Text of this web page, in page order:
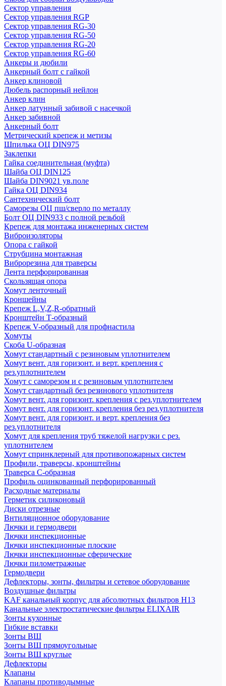
Сектор управления
Сектор управления RGP
Сектор управления RG-30
Сектор управления RG-50
Сектор управления RG-20
Сектор управления RG-60
Анкеры и дюбили
Анкерный болт с гайкой
Анкер клиновой
Дюбель распорный нейлон
Анкер клин
Анкер латунный забивой с насечкой
Анкер забивной
Анкерный болт
Метрический крепеж и метизы
Шпилька ОЦ DIN975
Заклепки
Гайка соединительная (муфта)
Шайба ОЦ DIN125
Шайба DIN9021 ув.поле
Гайка ОЦ DIN934
Сантехнический болт
Саморезы ОЦ пш/сверло по металлу
Болт ОЦ DIN933 с полной резьбой
Крепеж для монтажа инженерных систем
Виброизоляторы
Опора с гайкой
Струбцина монтажная
Виброрезина для траверсы
Лента перфорированная
Скользящая опора
Хомут ленточный
Кроншейны
Крепеж L,V,Z,R-обратный
Кронштейн Т-образный
Крепеж V-образный для профнастила
Хомуты
Скоба U-образная
Хомут стандартный с резиновым уплотнителем
Хомут вент. для горизонт. и верт. крепления с
рез.уплотнителем
Хомут с саморезом и с резиновым уплотнителем
Хомут стандартный без резинового уплотнителя
Хомут вент. для горизонт. крепления с рез.уплотнителем
Хомут вент. для горизонт. крепления без рез.уплотнителя
Хомут вент. для горизонт. и верт. крепления без
рез.уплотнителя
Хомут для крепления труб тяжелой нагрузки с рез.
уплотнителем
Хомут спринклерный для противопожарных систем
Профили, траверсы, кронштейны
Траверса С-образная
Профиль оцинкованный перфорированный
Расходные материалы
Герметик силиконовый
Диски отрезные
Внтиляционное оборудование
Лючки и гермодвери
Лючки инспекционные
Лючки инспекционные плоские
Лючки инспекционные сферические
Лючки пилометражные
Гермодвери
Дефлекторы, зонты, фильтры и сетевое оборудование
Воздушные фильтры
KAF канальный корпус для абсолютных фильтров H13
Канальные электростатические фильтры ELIXAIR
Зонты кухонные
Гибкие вставки
Зонты ВШ
Зонты ВШ прямоугольные
Зонты ВШ круглые
Дефлекторы
Клапаны
Клапаны противодымные